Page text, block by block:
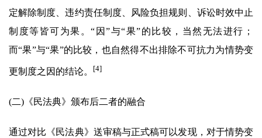
定解除制度、违约责任制度、风险负担规则、诉讼时效中止
制度等皆可为果。“因”与“果”的比较，当然无法进行；
而“果”与“果”的比较，也自然得不出排除不可抗力为情势变
更制度之因的结论。 [4]
(二)《民法典》颁布后二者的融合
通过对比《民法典》送审稿与正式稿可以发现，对于情势变